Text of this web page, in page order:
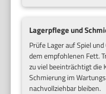
Lagerpflege und
Prüfe Lager auf Spiel
dem empfohlenen Fett.
zu viel beeinträchtigt die
Schmierung im
nachvollziehbar bleiben.